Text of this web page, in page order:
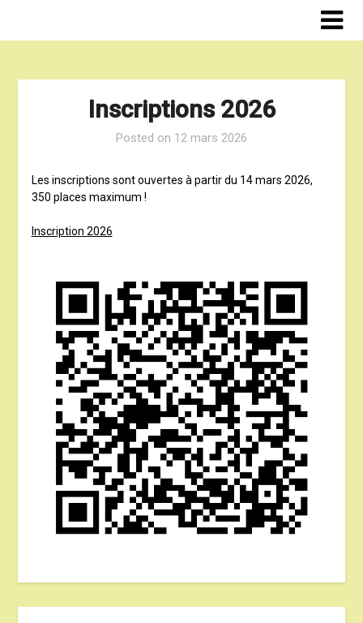
Inscriptions 2026
Posted on 12 mars 2026
Les inscriptions sont ouvertes à partir du 14 mars 2026,
350 places maximum !
Inscription 2026